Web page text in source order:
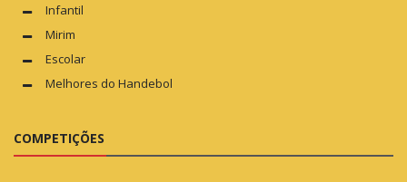
Infantil
Mirim
Escolar
Melhores do Handebol
COMPETIÇÕES